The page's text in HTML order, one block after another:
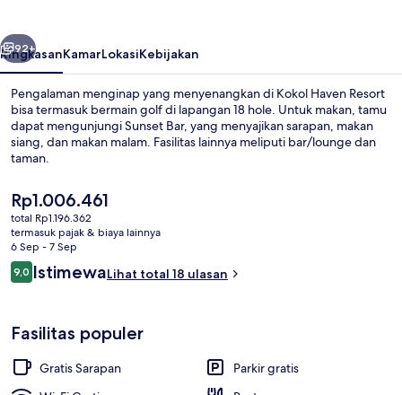
Berikutnya
92+
RingkasanKamarLokasiKebijakan
Pengalaman menginap yang menyenangkan di Kokol Haven Resort
bisa termasuk bermain golf di lapangan 18 hole. Untuk makan, tamu
dapat mengunjungi Sunset Bar, yang menyajikan sarapan, makan
siang, dan makan malam. Fasilitas lainnya meliputi bar/lounge dan
taman.
Harga
saat
ini
Rp1.006.461
Rp1.006.461
total Rp1.196.362
termasuk pajak & biaya lainnya
6 Sep - 7 Sep
Ulasan
9,09,0 dari 10
IstimewaLihat total 18 ulasan
Fasilitas populer
Gratis Sarapan
Parkir gratis